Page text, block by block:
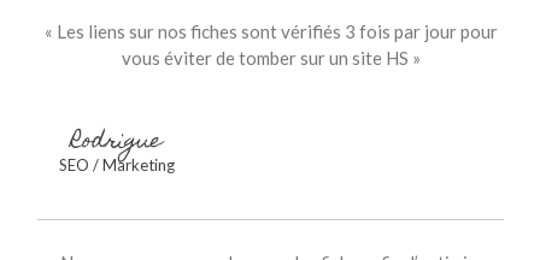
« Les liens sur nos fiches sont vérifiés 3 fois par jour pour
vous éviter de tomber sur un site HS »
Rodrigue
SEO / Marketing